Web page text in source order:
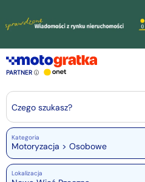
PARTNER
Czego szukasz?
Kategoria
Motoryzacja > Osobowe
Lokalizacja